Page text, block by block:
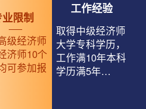
业限制
级经济师
济师10个
可参加报
工作经验
取得中级经济师
大学专科学历，
工作满10年本科
学历满5年…